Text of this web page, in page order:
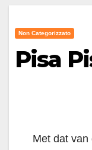
Non Categorizzato
Pisa
Met dat van